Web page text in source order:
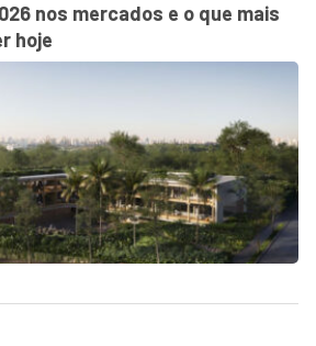
nos mercados e o que mais
hoje